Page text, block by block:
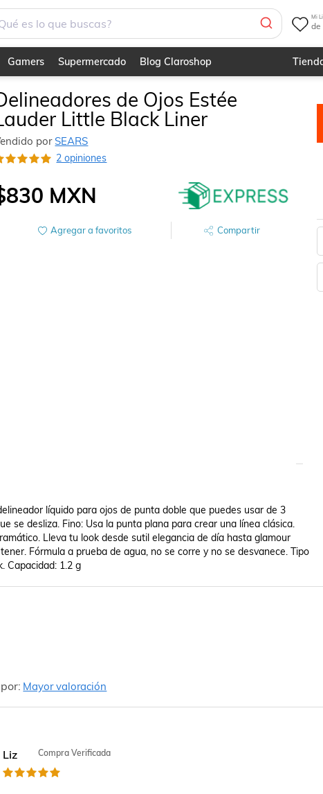
Mi
de
Gamers Supermercado Blog Claroshop
de Ojos Estée
Little Black Liner
porSEARS
2 opiniones
MXN
Agregar a favoritos Compartir
líquido para ojos de punta doble que puedes usar de 3
se desliza. Fino: Usa la punta plana para crear una línea clásica.
Lleva tu look desde sutil elegancia de día hasta glamour
Fórmula a prueba de agua, no se corre y no se desvanece. Tipo
Capacidad: 1.2 g
Mayor valoración
Liz Compra Verificada